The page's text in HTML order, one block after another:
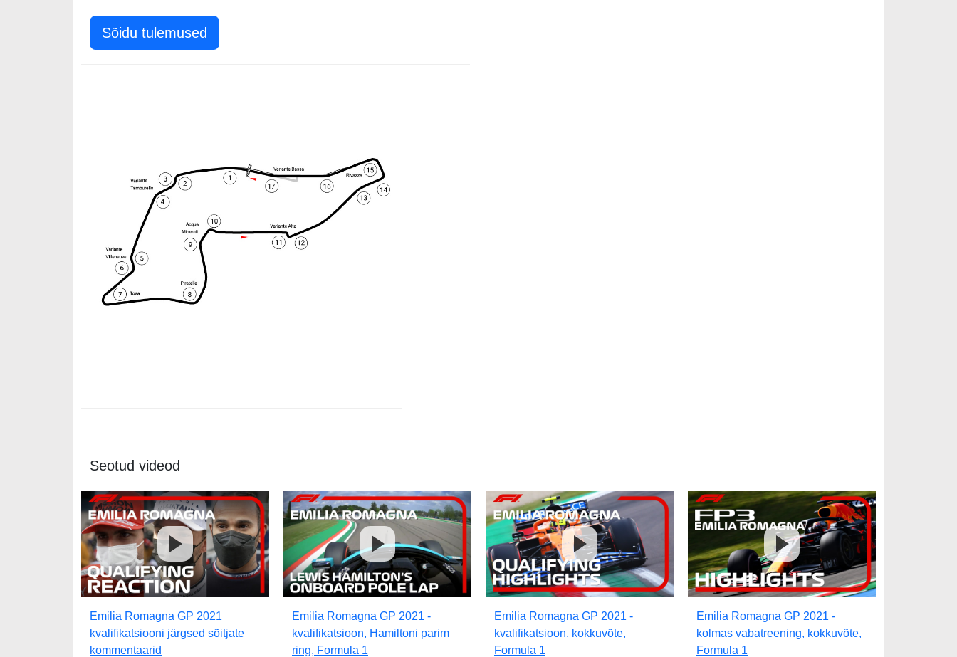
Sõidu tulemused
Seotud videod
Emilia Romagna GP 2021
kvalifikatsiooni järgsed sõitjate
kommentaarid
Emilia Romagna GP 2021 -
kvalifikatsioon, Hamiltoni parim
ring, Formula 1
Emilia Romagna GP 2021 -
kvalifikatsioon, kokkuvõte,
Formula 1
Emilia Romagna GP 2021 -
kolmas vabatreening, kokkuvõte,
Formula 1